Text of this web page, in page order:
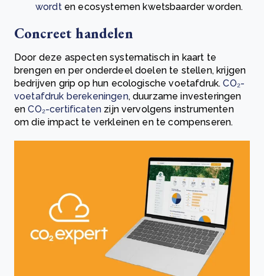
wordten ecosystemen kwetsbaarder worden.
Concreet handelen
Door deze aspecten systematisch in kaart te
brengen en per onderdeel doelen te stellen, krijgen
bedrijven grip op hun ecologische voetafdruk.CO₂-
voetafdruk berekeningen, duurzame investeringen
enCO₂-certificaten zijn vervolgens instrumenten
om die impact te verkleinen en te compenseren.